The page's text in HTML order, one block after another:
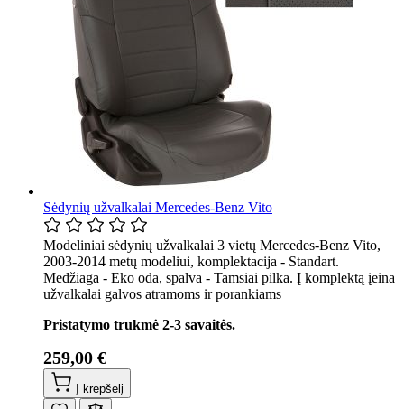
Sėdynių užvalkalai Mercedes-Benz Vito
Modeliniai sėdynių užvalkalai 3 vietų Mercedes-Benz Vito,
2003-2014 metų modeliui, komplektacija - Standart.
Medžiaga - Eko oda, spalva - Tamsiai pilka. Į komplektą įeina
užvalkalai galvos atramoms ir porankiams
Pristatymo trukmė 2-3 savaitės.
259,00 €
Į krepšelį